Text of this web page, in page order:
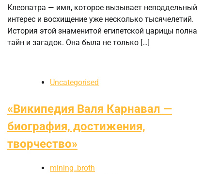
Клеопатра — имя, которое вызывает неподдельный
интерес и восхищение уже несколько тысячелетий.
История этой знаменитой египетской царицы полна
тайн и загадок. Она была не только […]
Uncategorised
«Википедия Валя Карнавал —
биография, достижения,
творчество»
mining_broth